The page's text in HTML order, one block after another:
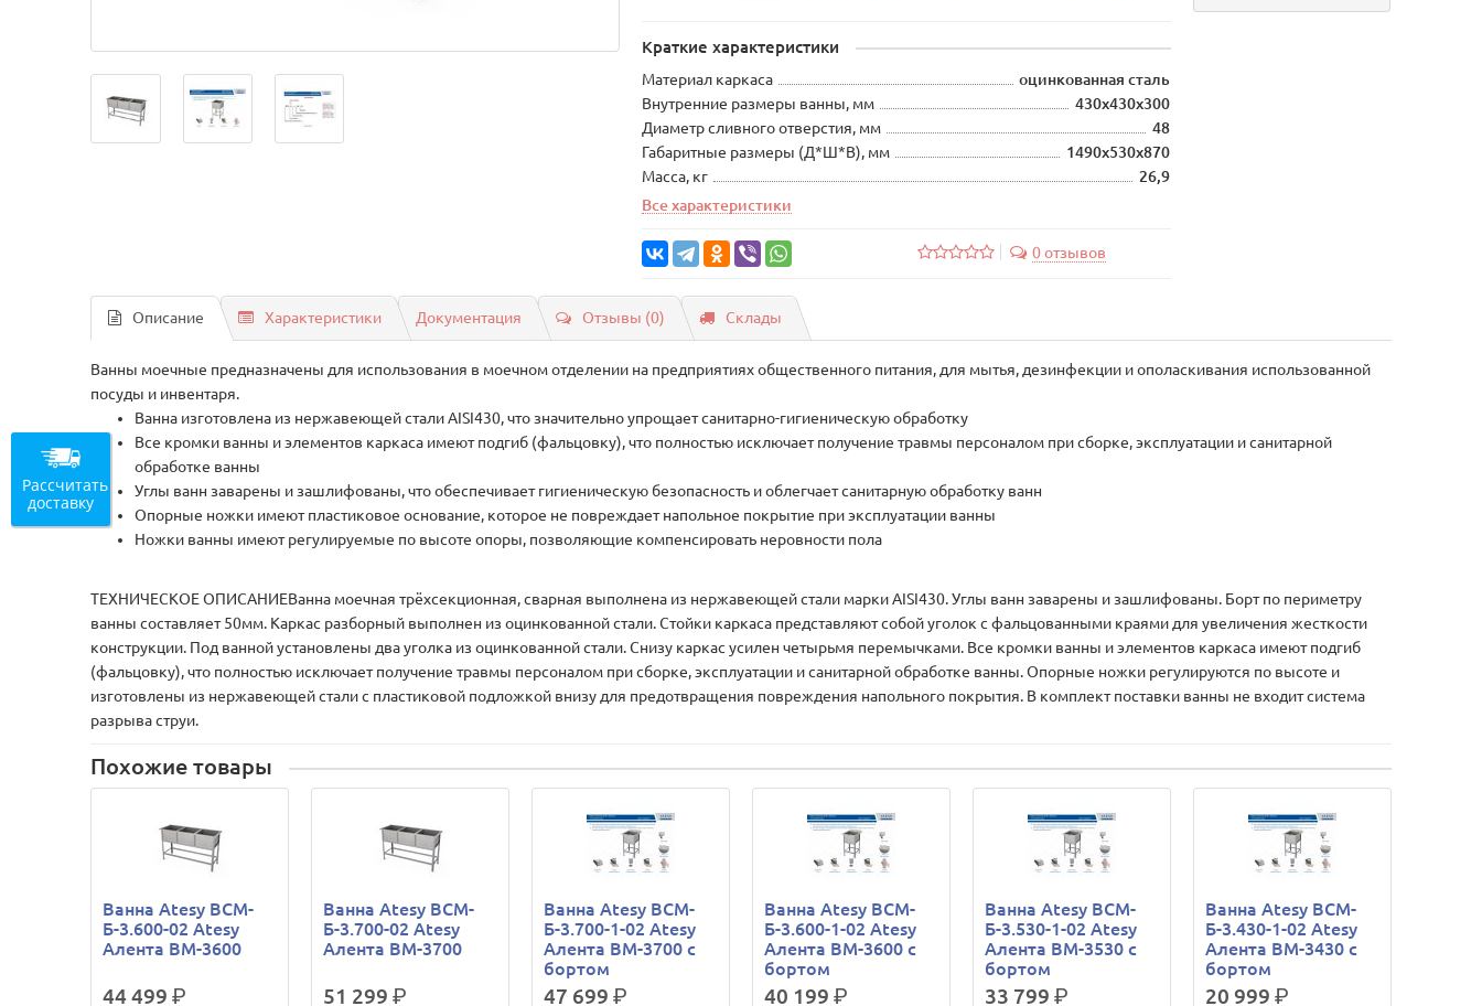
Краткие характеристики
Материал каркаса
оцинкованная сталь
Внутренние размеры ванны, мм
430х430х300
Диаметр сливного отверстия, мм
48
Габаритные размеры (Д*Ш*В), мм
1490х530х870
Масса, кг
26,9
Все характеристики
0 отзывов
Описание Характеристики Документация Отзывы (0) Склады
Ванны моечные предназначены для использования в моечном отделении на предприятиях общественного питания, для мытья, дезинфекции и ополаскивания использованной
посуды и инвентаря.
Ванна изготовлена из нержавеющей стали AISI430, что значительно упрощает санитарно-гигиеническую обработку
Все кромки ванны и элементов каркаса имеют подгиб (фальцовку), что полностью исключает получение травмы персоналом при сборке, эксплуатации и санитарной
обработке ванны
Углы ванн заварены и зашлифованы, что обеспечивает гигиеническую безопасность и облегчает санитарную обработку ванн
Опорные ножки имеют пластиковое основание, которое не повреждает напольное покрытие при эксплуатации ванны
Ножки ванны имеют регулируемые по высоте опоры, позволяющие компенсировать неровности пола
ТЕХНИЧЕСКОЕ ОПИСАНИЕВанна моечная трёхсекционная, сварная выполнена из нержавеющей стали марки AISI430. Углы ванн заварены и зашлифованы. Борт по периметру
ванны составляет 50мм. Каркас разборный выполнен из оцинкованной стали. Стойки каркаса представляют собой уголок с фальцованными краями для увеличения жесткости
конструкции. Под ванной установлены два уголка из оцинкованной стали. Снизу каркас усилен четырьмя перемычками. Все кромки ванны и элементов каркаса имеют подгиб
(фальцовку), что полностью исключает получение травмы персоналом при сборке, эксплуатации и санитарной обработке ванны. Опорные ножки регулируются по высоте и
изготовлены из нержавеющей стали c пластиковой подложкой внизу для предотвращения повреждения напольного покрытия. В комплект поставки ванны не входит система
разрыва струи.
Похожие товары
Ванна Atesy ВСМ-
Б-3.600-02 Atesy
Алента ВМ-3600
44 499р.
Ванна Atesy ВСМ-
Б-3.700-02 Atesy
Алента ВМ-3700
51 299р.
Ванна Atesy ВСМ-
Б-3.700-1-02 Atesy
Алента ВМ-3700 с
бортом
47 699р.
Ванна Atesy ВСМ-
Б-3.600-1-02 Atesy
Алента ВМ-3600 с
бортом
40 199р.
Ванна Atesy ВСМ-
Б-3.530-1-02 Atesy
Алента ВМ-3530 с
бортом
33 799р.
Ванна Atesy ВСМ-
Б-3.430-1-02 Atesy
Алента ВМ-3430 с
бортом
20 999р.
Рассчитать
доставку